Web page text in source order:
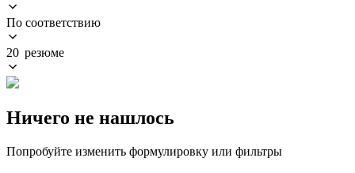
По соответствию
20 резюме
Ничего не нашлось
Попробуйте изменить формулировку или фильтры